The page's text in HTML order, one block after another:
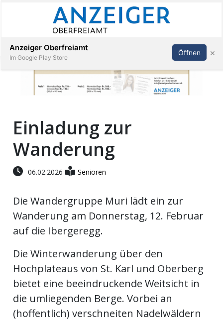
Veranstaltungen
Stellen
App
Auw
Abonnieren Anmelden
Einladung zur
Wanderung
06.02.2026 Senioren
Die Wandergruppe Muri lädt ein zur
Wanderung am Donnerstag, 12. Februar
auf die Ibergeregg.
Die Winterwanderung über den
Hochplateaus von St. Karl und Oberberg
bietet eine beeindruckende Weitsicht in
die umliegenden Berge. Vorbei an
(hoffentlich) verschneiten Nadelwäldern
Anzeiger Oberfreiamt
Im Google Play Store
Öffnen ×